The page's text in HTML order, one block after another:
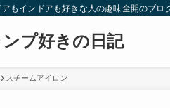
アもインドアも好きな人の趣味全開のブロ
プ好きの日記
スチームアイロン